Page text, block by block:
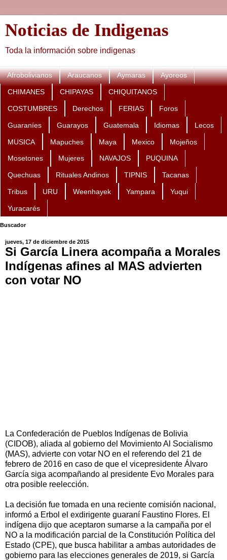
Noticias de Indigenas
Toda la información sobre indigenas
Afrobolivianos Araucanos Aymaras Ayoreos
CHIMANES CHIPAYAS CHIQUITANOS
COSTUMBRES Derechos FERIAS Foros
Guaraníes Guarayos Guatemala Idiomas Lecos
MUSICA Mapuches Maya Mexico Mojeños
Mosetones Mujeres NAVAJOS PUQUINA
Quechuas Rituales Andinos TIPNIS Tacanas
Tribus URU Weenhayek Yampara Yuqui
Yuracarés
Buscador
jueves, 17 de diciembre de 2015
Si García Linera acompaña a Morales
Indígenas afines al MAS advierten
con votar NO
La Confederación de Pueblos Indígenas de Bolivia
(CIDOB), aliada al gobierno del Movimiento Al Socialismo
(MAS), advierte con votar NO en el referendo del 21 de
febrero de 2016 en caso de que el vicepresidente Álvaro
García siga acompañando al presidente Evo Morales para
otra posible reelección.
La decisión fue tomada en una reciente comisión nacional,
informó a Erbol el exdirigente guaraní Faustino Flores. El
indígena dijo que aceptaron sumarse a la campaña por el
NO a la modificación parcial de la Constitución Política del
Estado (CPE), que busca habilitar a ambas autoridades de
gobierno para las elecciones generales de 2019, si García